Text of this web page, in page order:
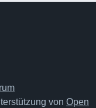
von Open